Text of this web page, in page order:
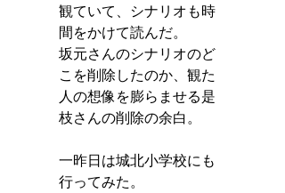
観ていて、シナリオも時
間をかけて読んだ。
坂元さんのシナリオのど
こを削除したのか、観た
人の想像を膨らませる是
枝さんの削除の余白。
一昨日は城北小学校にも
行ってみた。